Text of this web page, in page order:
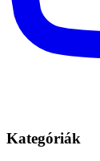
Kategóriák